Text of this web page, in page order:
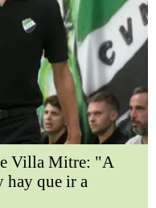
Villa Mitre: "A
hay que ir a